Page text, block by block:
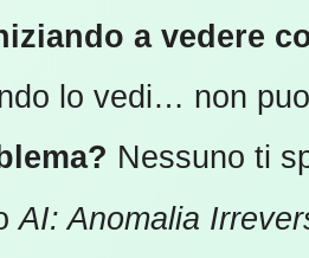
a vedere
lo vedi… non
Nessuno ti
AI: Anomalia